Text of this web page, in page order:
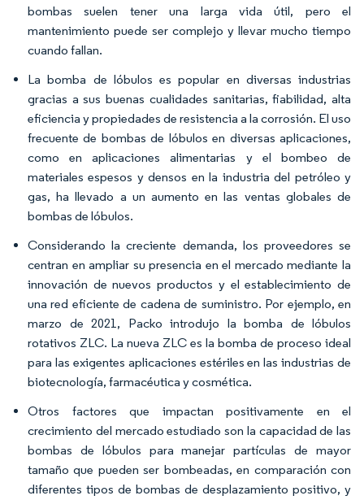
bombas suelen tener una larga vida útil, pero el
mantenimiento puede ser complejo y llevar mucho tiempo
cuando fallan.
La bomba de lóbulos es popular en diversas industrias
gracias a sus buenas cualidades sanitarias, fiabilidad, alta
eficiencia y propiedades de resistencia a la corrosión. El uso
frecuente de bombas de lóbulos en diversas aplicaciones,
como en aplicaciones alimentarias y el bombeo de
materiales espesos y densos en la industria del petróleo y
gas, ha llevado a un aumento en las ventas globales de
bombas de lóbulos.
Considerando la creciente demanda, los proveedores se
centran en ampliar su presencia en el mercado mediante la
innovación de nuevos productos y el establecimiento de
una red eficiente de cadena de suministro. Por ejemplo, en
marzo de 2021, Packo introdujo la bomba de lóbulos
rotativos ZLC. La nueva ZLC es la bomba de proceso ideal
para las exigentes aplicaciones estériles en las industrias de
biotecnología, farmacéutica y cosmética.
Otros factores que impactan positivamente en el
crecimiento del mercado estudiado son la capacidad de las
bombas de lóbulos para manejar partículas de mayor
tamaño que pueden ser bombeadas, en comparación con
diferentes tipos de bombas de desplazamiento positivo, y